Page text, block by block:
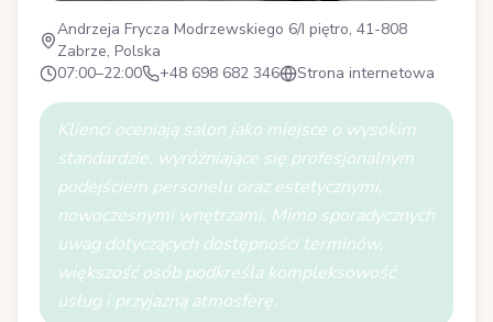
Andrzeja Frycza Modrzewskiego 6/I piętro, 41-808
Zabrze, Polska
07:00–22:00
+48 698 682 346 Strona internetowa
Klienci oceniają salon jako miejsce o wysokim
standardzie, wyróżniające się profesjonalnym
podejściem personelu oraz estetycznymi,
nowoczesnymi wnętrzami. Mimo sporadycznych
uwag dotyczących dostępności terminów,
większość osób podkreśla kompleksowość
usług i przyjazną atmosferę.